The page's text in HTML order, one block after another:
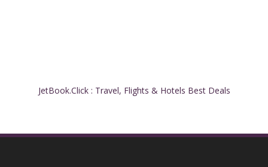
JetBook.Click : Travel, Flights & Hotels Best Deals